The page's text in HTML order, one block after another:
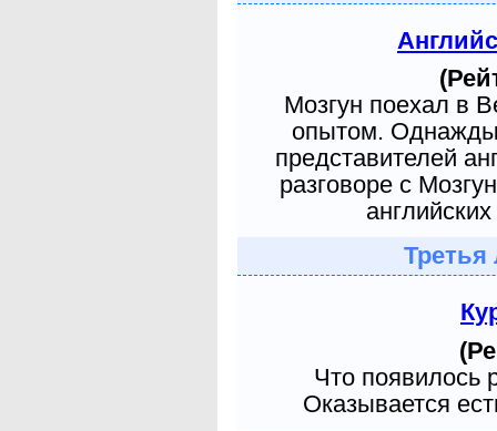
Мозгун поехал в
опытом. Однажды
представителей
разговоре с
Третья
Что появилось
Оказывается